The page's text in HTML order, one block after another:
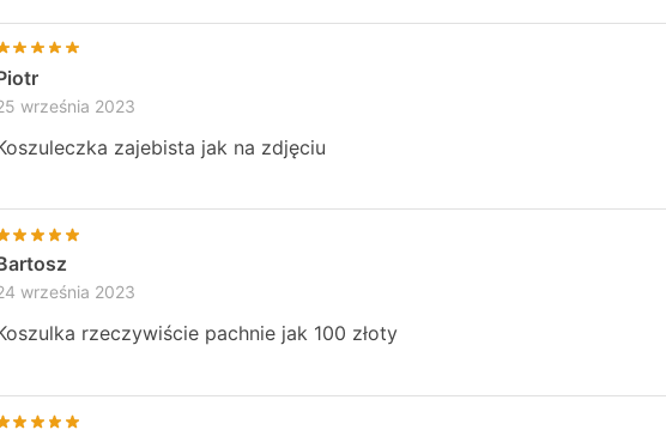
września 2023
zajebista jak na zdjęciu
września 2023
rzeczywiście pachnie jak 100 złoty